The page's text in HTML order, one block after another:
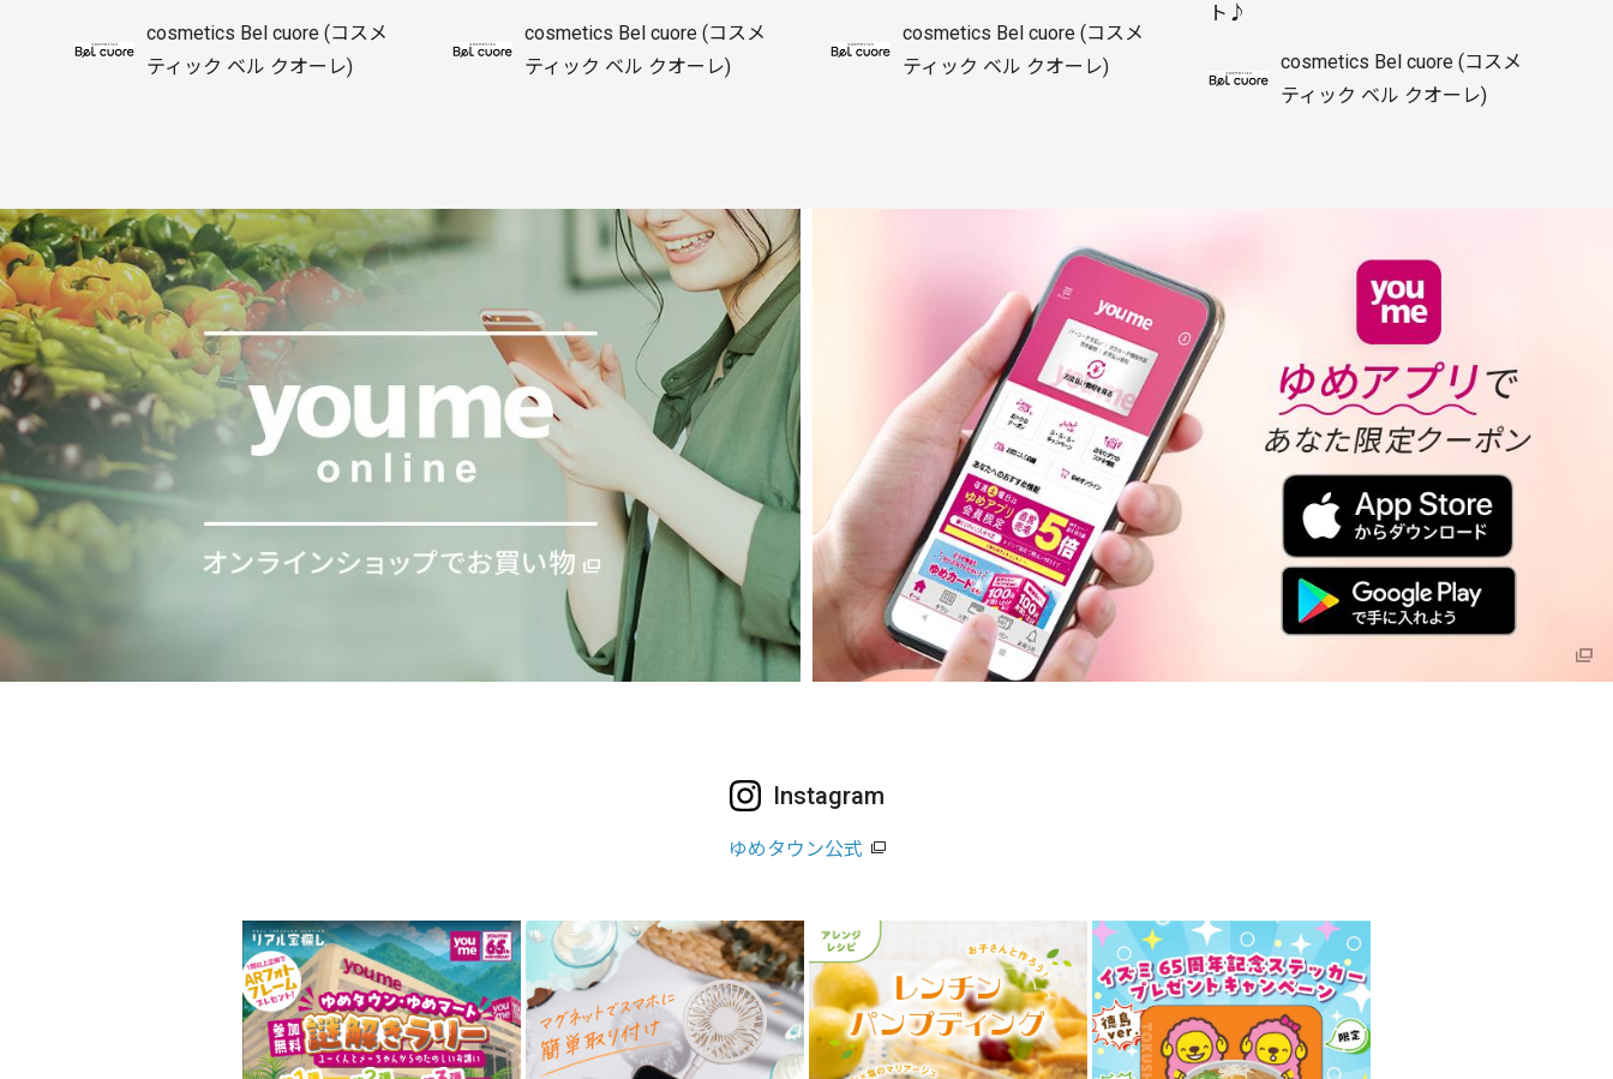
cosmetics Bel cuore (コスメ
ティック ベル クオーレ)
cosmetics Bel cuore (コスメ
ティック ベル クオーレ)
cosmetics Bel cuore (コスメ
ティック ベル クオーレ)
ト♪
cosmetics Bel cuore (コスメ
ティック ベル クオーレ)
Instagram
ゆめタウン公式